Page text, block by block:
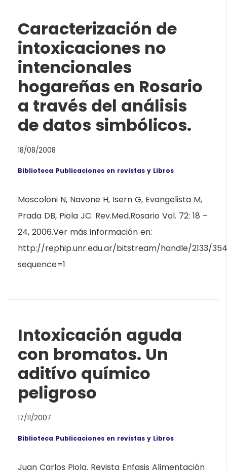
Caracterización de
intoxicaciones no
intencionales
hogareñas en Rosario
a través del análisis
de datos simbólicos.
18/08/2008
Biblioteca Publicaciones en revistas y Libros
Moscoloni N, Navone H, Isern G, Evangelista M,
Prada DB, Piola JC. Rev.Med.Rosario Vol. 72: 18 –
24, 2006.Ver más información en:
http://rephip.unr.edu.ar/bitstream/handle/2133/
sequence=1
Intoxicación aguda
con bromatos. Un
aditívo químico
peligroso
17/11/2007
Biblioteca Publicaciones en revistas y Libros
Juan Carlos Piola. Revista Enfasis Alimentación